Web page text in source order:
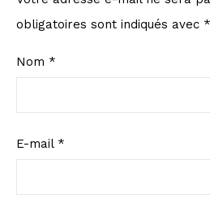
obligatoires sont indiqués avec *
Nom *
E-mail *